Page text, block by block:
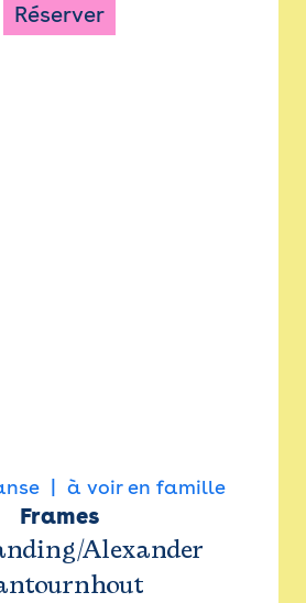
Réserver
à voir en famille
Frames
Alexander